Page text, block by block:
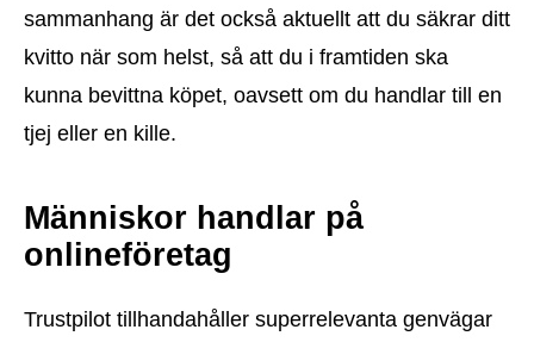
sammanhang är det också aktuellt att du säkrar ditt
kvitto när som helst, så att du i framtiden ska
kunna bevittna köpet, oavsett om du handlar till en
tjej eller en kille.
Människor handlar på
onlineföretag
Trustpilot tillhandahåller superrelevanta genvägar